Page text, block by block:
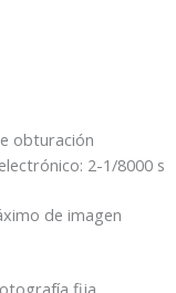
obturación
2-1/8000 s
de imagen